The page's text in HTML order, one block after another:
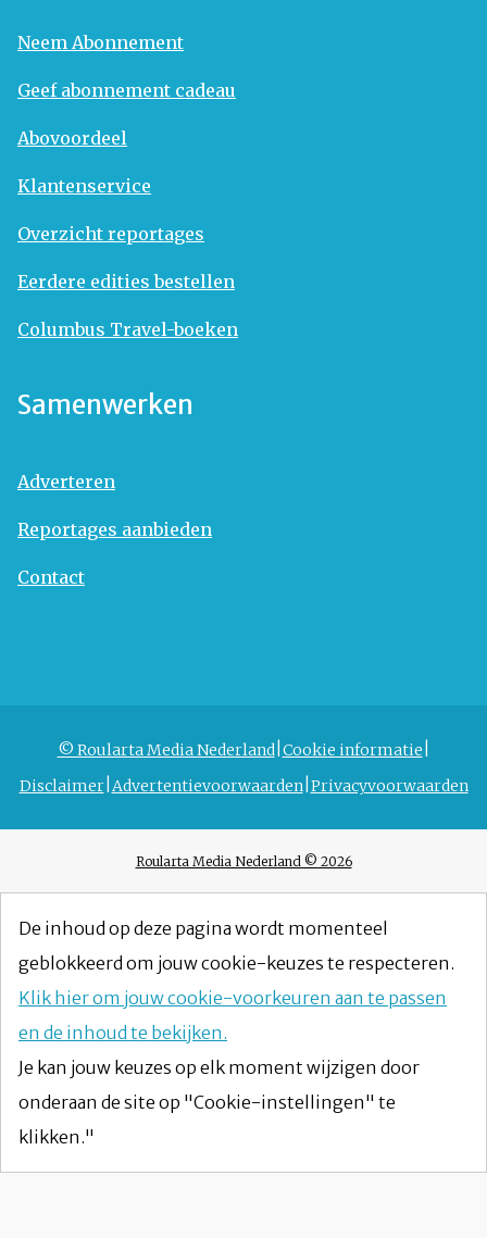
Neem Abonnement
Geef abonnement cadeau
Abovoordeel
Klantenservice
Overzicht reportages
Eerdere edities bestellen
Columbus Travel-boeken
Samenwerken
Adverteren
Reportages aanbieden
Contact
© Roularta Media Nederland Cookie informatie
Disclaimer Advertentievoorwaarden Privacyvoorwaarden
Roularta Media Nederland © 2026
De inhoud op deze pagina wordt momenteel
geblokkeerd om jouw cookie-keuzes te respecteren.
Klik hier om jouw cookie-voorkeuren aan te passen
en de inhoud te bekijken.
Je kan jouw keuzes op elk moment wijzigen door
onderaan de site op "Cookie-instellingen" te
klikken."